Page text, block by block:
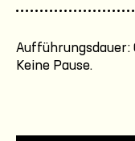
Aufführungsdauer:
Keine Pause.